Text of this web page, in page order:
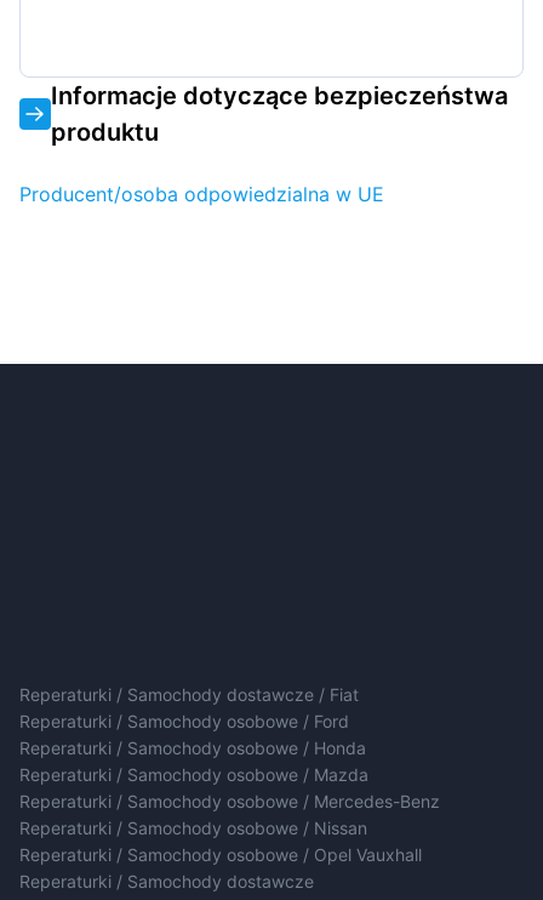
Informacje dotyczące bezpieczeństwa
produktu
Producent/osoba odpowiedzialna w UE
Reperaturki / Samochody dostawcze / Fiat
Reperaturki / Samochody osobowe / Ford
Reperaturki / Samochody osobowe / Honda
Reperaturki / Samochody osobowe / Mazda
Reperaturki / Samochody osobowe / Mercedes-Benz
Reperaturki / Samochody osobowe / Nissan
Reperaturki / Samochody osobowe / Opel Vauxhall
Reperaturki / Samochody dostawcze